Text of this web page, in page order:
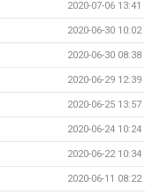
2020-07-06 13:41
2020-06-30 10:02
2020-06-30 08:38
2020-06-29 12:39
2020-06-25 13:57
2020-06-24 10:24
2020-06-22 10:34
2020-06-11 08:22